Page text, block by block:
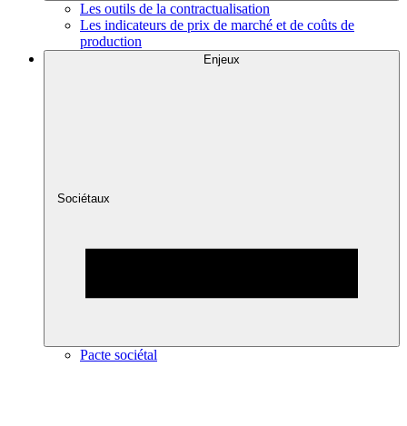
Les outils de la contractualisation
Les indicateurs de prix de marché et de coûts de
production
Enjeux
Sociétaux
Pacte sociétal